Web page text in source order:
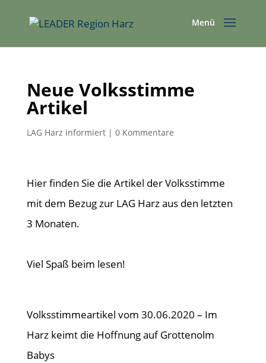
Neue Volksstimme
Artikel
LAG Harz informiert| 0 Kommentare
Hier finden Sie die Artikel der Volksstimme
mit dem Bezug zur LAG Harz aus den letzten
3 Monaten.
Viel Spaß beim lesen!
Volksstimmeartikel vom 30.06.2020 – Im
Harz keimt die Hoffnung auf Grottenolm
Babys